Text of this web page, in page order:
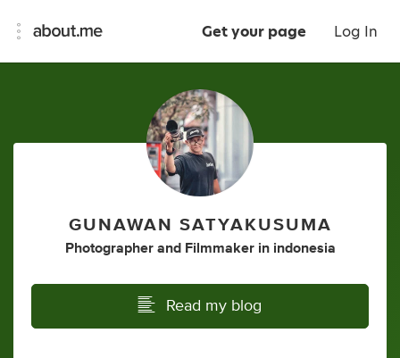
Get your page Log In
GUNAWAN SATYAKUSUMA
Photographer and Filmmaker in indonesia
Read my blog